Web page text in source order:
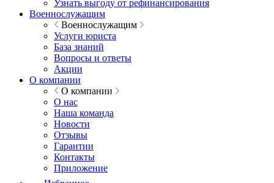
Узнать выгоду от рефинансирования
Военнослужащим
Военнослужащим
Услуги юриста
База знаний
Вопросы и ответы
Акции
О компании
О компании
О нас
Наша команда
Новости
Отзывы
Гарантии
Контакты
Приложение